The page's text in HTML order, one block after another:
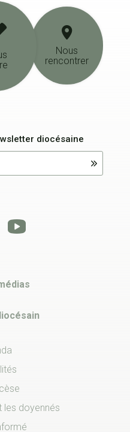
Nous
rencontrer
diocésaine
les doyennés